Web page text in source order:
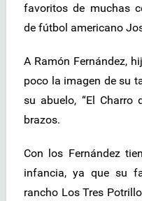
favoritos de muchas
de fútbol americano
A Ramón Fernández,
poco la imagen de su
su abuelo, “El Charro
brazos.
Con los Fernández
infancia, ya que su
rancho Los Tres